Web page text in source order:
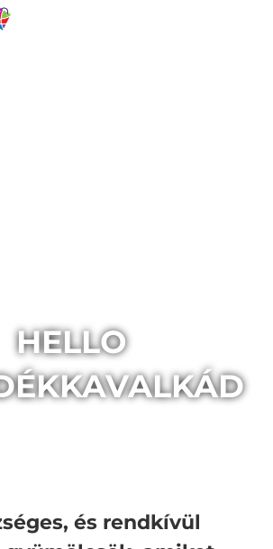
HELLO
és rendkívül